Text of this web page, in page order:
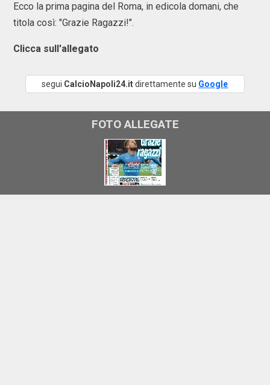
Ecco la prima pagina del Roma, in edicola domani, che
titola così: "Grazie Ragazzi!".
Clicca sull'allegato
segui CalcioNapoli24.itdirettamente su Google
FOTO ALLEGATE